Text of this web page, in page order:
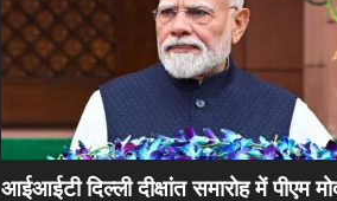
आईआईटी दिल्ली दीक्षांत समारोह में पीएम